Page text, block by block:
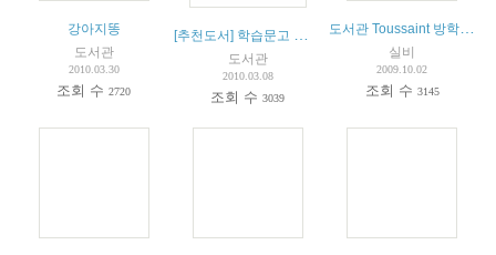
강아지똥
도서관
2010.03.30
조회 수2720
도서관
2010.03.08
조회 수3039
도서관 Toussaint 방학까지 문을 닫습니다
실비
2009.10.02
조회 수 3145